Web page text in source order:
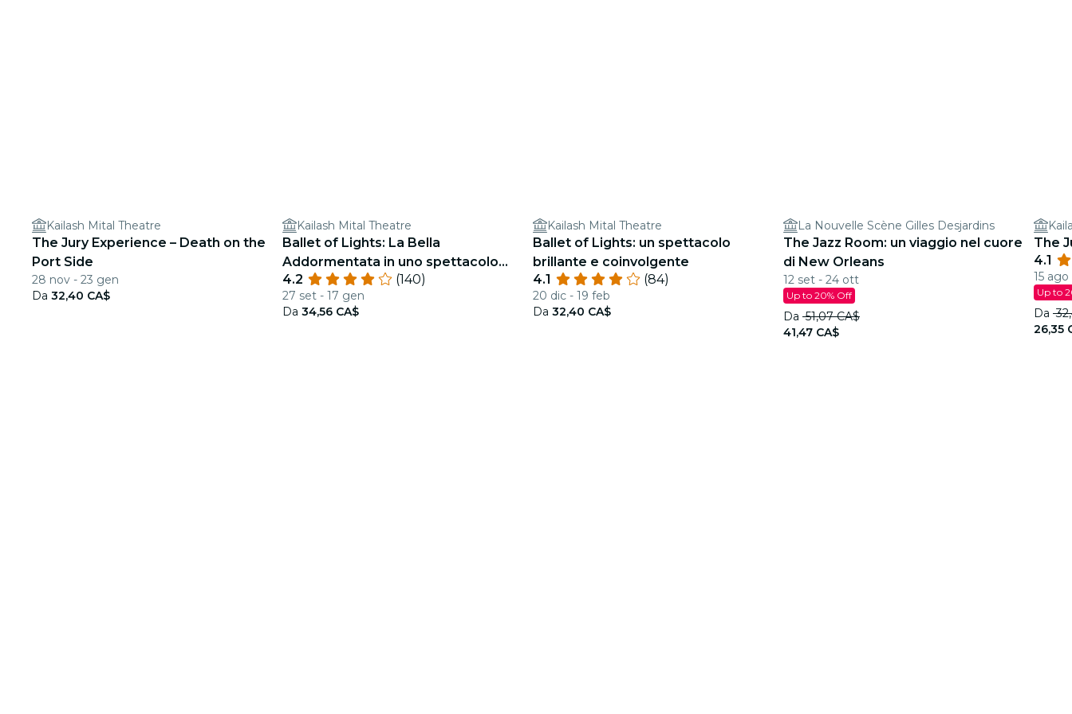
Kailash Mital Theatre
The Jury Experience – Death on the
Port Side
28 nov - 23 gen
Da 32,40 CA$
Kailash Mital Theatre
Ballet of Lights: La Bella
Addormentata in uno spettacolo
scintillante
4.2 (140)
27 set - 17 gen
Da 34,56 CA$
Kailash Mital Theatre
Ballet of Lights: un spettacolo
brillante e coinvolgente
4.1
(84)
20 dic - 19 feb
Da 32,40 CA$
La Nouvelle Scène Gilles Desjardins
The Jazz Room: un viaggio nel cuore
di New Orleans
12 set - 24 ott
Up to 20% Off
Da 51,07 CA$
41,47 CA$
The
4.1
15
Up to
Da
26,35